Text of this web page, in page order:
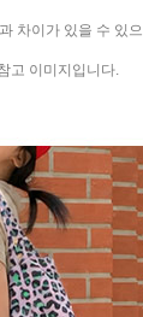
차이가 있을 수 있으
고 이미지입니다.